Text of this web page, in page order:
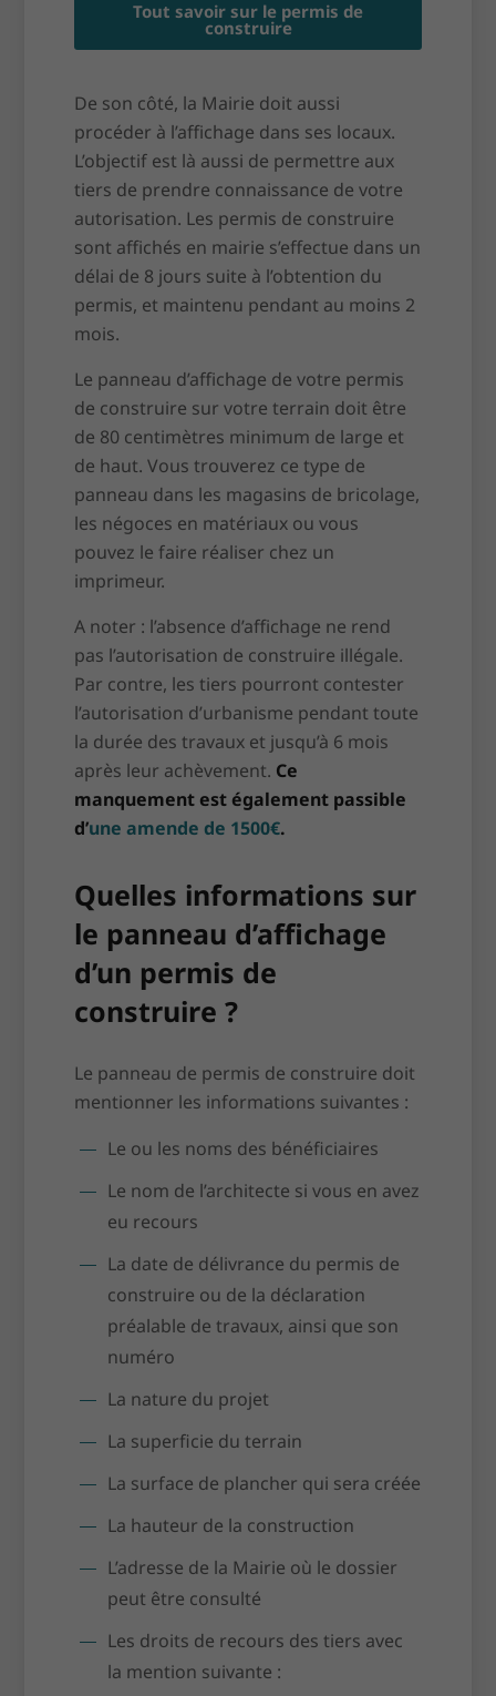
Tout savoir sur le permis de
construire
De son côté, la Mairie doit aussi
procéder à l’affichage dans ses locaux.
L’objectif est là aussi de permettre aux
tiers de prendre connaissance de votre
autorisation. Les permis de construire
sont affichés en mairie s’effectue dans un
délai de 8 jours suite à l’obtention du
permis, et maintenu pendant au moins 2
mois.
Le panneau d’affichage de votre permis
de construire sur votre terrain doit être
de 80 centimètres minimum de large et
de haut. Vous trouverez ce type de
panneau dans les magasins de bricolage,
les négoces en matériaux ou vous
pouvez le faire réaliser chez un
imprimeur.
A noter : l’absence d’affichage ne rend
pas l’autorisation de construire illégale.
Par contre, les tiers pourront contester
l’autorisation d’urbanisme pendant toute
la durée des travaux et jusqu’à 6 mois
après leur achèvement. Ce
manquement est également passible
d’une amende de 1500€.
Quelles informations sur
le panneau d’affichage
d’un permis de
construire ?
Le panneau de permis de construire doit
mentionner les informations suivantes :
Le ou les noms des bénéficiaires
Le nom de l’architecte si vous en avez
eu recours
La date de délivrance du permis de
construire ou de la déclaration
préalable de travaux, ainsi que son
numéro
La nature du projet
La superficie du terrain
La surface de plancher qui sera créée
La hauteur de la construction
L’adresse de la Mairie où le dossier
peut être consulté
Les droits de recours des tiers avec
la mention suivante :